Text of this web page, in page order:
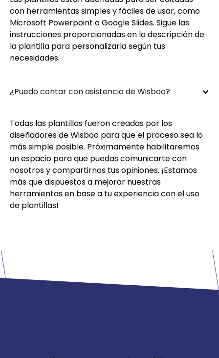
con herramientas simples y fáciles de usar, como
Microsoft Powerpoint o Google Slides. Sigue las
instrucciones proporcionadas en la descripción de
la plantilla para personalizarla según tus
necesidades.
¿Puedo contar con asistencia de Wisboo?
Todas las plantillas fueron creadas por los
diseñadores de Wisboo para que el proceso sea lo
más simple posible. Próximamente habilitaremos
un espacio para que puedas comunicarte con
nosotros y compartirnos tus opiniones. ¡Estamos
más que dispuestos a mejorar nuestras
herramientas en base a tu experiencia con el uso
de plantillas!